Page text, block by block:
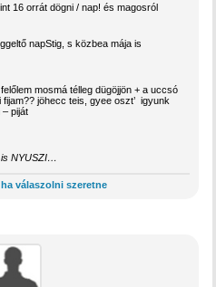
16 orrát dögni / nap! és magosról
napStig, s közbea mája is
mosmá télleg dügöjjön + a uccsó
jöhecc teis, gyee oszt’ igyunk
– piját
is NYUSZI…
válaszolni szeretne